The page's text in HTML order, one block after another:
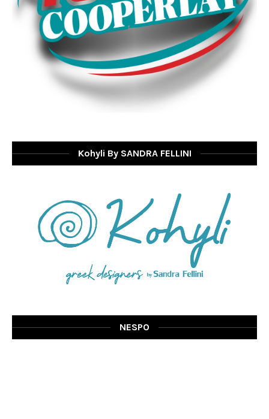
Kohyli By SANDRA FELLINI
NESPO